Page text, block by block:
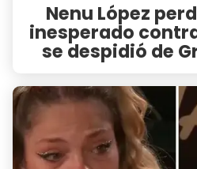
Nenu López
inesperado
se despidió de